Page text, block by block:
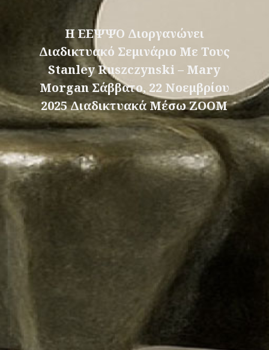
Η ΕΕΨΨΟ Διοργανώνει
Διαδικτυακό Σεμινάριο Με Τους
Stanley Ruszczynski – Mary
Morgan Σάββατο, 22 Νοεμβρίου
2025 Διαδικτυακά Μέσω ZOOM